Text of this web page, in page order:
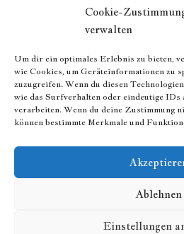
Cookie-
verwalten
Um dir ein optimales Erlebnis zu bieten,
wie Cookies, um Geräteinformationen zu
zuzugreifen. Wenn du diesen
wie das Surfverhalten oder eindeutige IDs
verarbeiten. Wenn du deine Zustimmung
können bestimmte Merkmale und
Ablehnen
Einstellungen